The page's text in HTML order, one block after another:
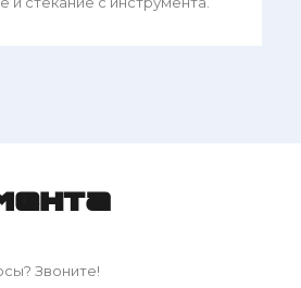
Звоните!